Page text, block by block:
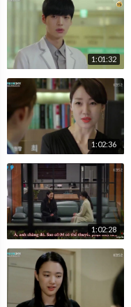
1:01:32
1:02:36
1:02:28